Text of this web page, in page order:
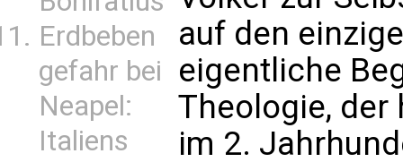
Erdbeben
gefahr bei
Neapel:
Italiens
auf den
eigentliche
Theologie, der
im 2.